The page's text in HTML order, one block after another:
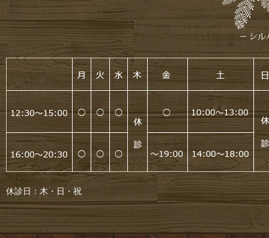
休診日：木・日・祝